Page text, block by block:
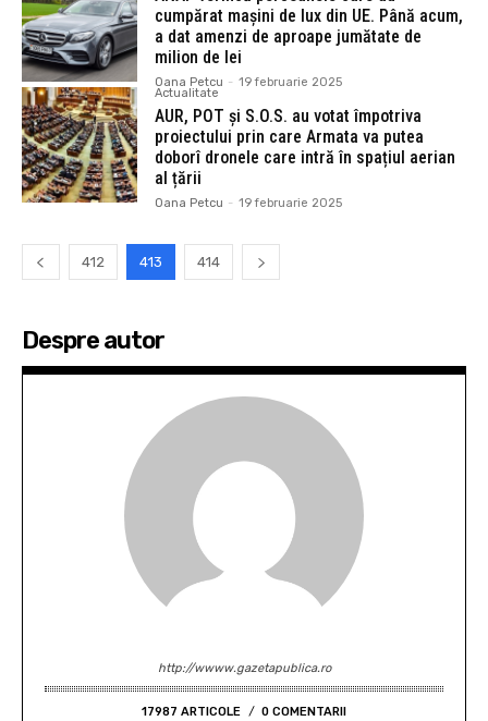
cumpărat mașini de lux din UE. Până acum,
a dat amenzi de aproape jumătate de
milion de lei
Oana Petcu - 19 februarie 2025
Actualitate
AUR, POT și S.O.S. au votat împotriva
proiectului prin care Armata va putea
doborî dronele care intră în spațiul aerian
al țării
Oana Petcu - 19 februarie 2025
412 413 414
Despre autor
http://wwww.gazetapublica.ro
17987 ARTICOLE 0 COMENTARII